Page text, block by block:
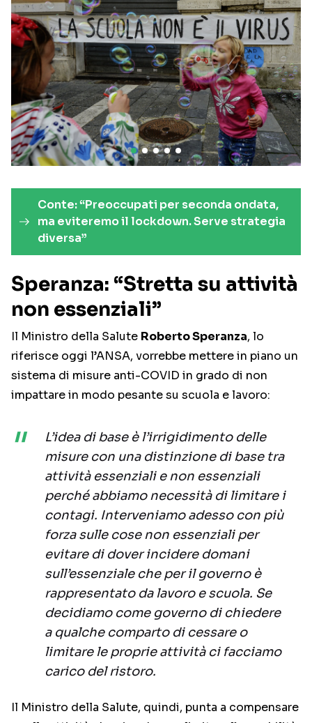
Conte: “Preoccupati per seconda ondata,
ma eviteremo il lockdown. Serve strategia
diversa”
Speranza: “Stretta su attività
non essenziali”
Il Ministro della Salute Roberto Speranza, lo
riferisce oggi l’ANSA, vorrebbe mettere in piano un
sistema di misure anti-COVID in grado di non
impattare in modo pesante su scuola e lavoro:
L’idea di base è l’irrigidimento delle
misure con una distinzione di base tra
attività essenziali e non essenziali
perché abbiamo necessità di limitare i
contagi. Interveniamo adesso con più
forza sulle cose non essenziali per
evitare di dover incidere domani
sull’essenziale che per il governo è
rappresentato da lavoro e scuola. Se
decidiamo come governo di chiedere
a qualche comparto di cessare o
limitare le proprie attività ci facciamo
carico del ristoro.
Il Ministro della Salute, quindi, punta a compensare